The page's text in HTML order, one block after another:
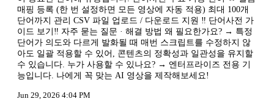
매핑 등록 (한 번 설정하면 모든 영상에 자동 적용) 최대 100개
단어까지 관리 CSV 파일 업로드 / 다운로드 지원 ‼️ 단어사전 가
이드 보기‼️ 자주 묻는 질문 · 해결 방법 왜 필요한가요? → 특정
단어가 의도와 다르게 발화될 때 매번 스크립트를 수정하지 않
아도 일괄 적용할 수 있어, 콘텐츠의 정확성과 일관성을 유지할
수 있습니다. 누가 사용할 수 있나요? → 엔터프라이즈 전용 기
능입니다. 나에게 꼭 맞는 AI 영상을 제작해보세요!
Jun 29, 2026 4:04 PM